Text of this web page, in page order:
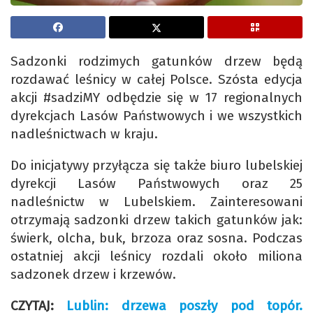
Sadzonki rodzimych gatunków drzew będą
rozdawać leśnicy w całej Polsce. Szósta edycja
akcji #sadziMY odbędzie się w 17 regionalnych
dyrekcjach Lasów Państwowych i we wszystkich
nadleśnictwach w kraju.
Do inicjatywy przyłącza się także biuro lubelskiej
dyrekcji Lasów Państwowych oraz 25
nadleśnictw w Lubelskiem. Zainteresowani
otrzymają sadzonki drzew takich gatunków jak:
świerk, olcha, buk, brzoza oraz sosna. Podczas
ostatniej akcji leśnicy rozdali około miliona
sadzonek drzew i krzewów.
CZYTAJ: Lublin: drzewa poszły pod topór.